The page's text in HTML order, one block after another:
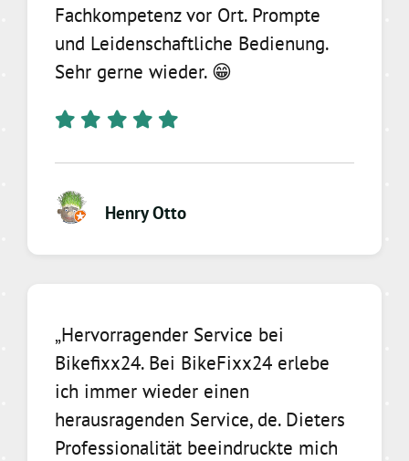
Fachkompetenz vor Ort. Prompte
und Leidenschaftliche Bedienung.
Sehr gerne wieder. 😁
Henry Otto
„Hervorragender Service bei
Bikefixx24. Bei BikeFixx24 erlebe
ich immer wieder einen
herausragenden Service, de. Dieters
Professionalität beeindruckte mich